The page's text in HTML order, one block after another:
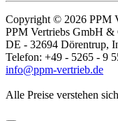
Copyright © 2026 PPM
PPM Vertriebs GmbH &
DE - 32694 Dörentrup,
Telefon: +49 - 5265 - 9
info@ppm-vertrieb.de
Alle Preise verstehen